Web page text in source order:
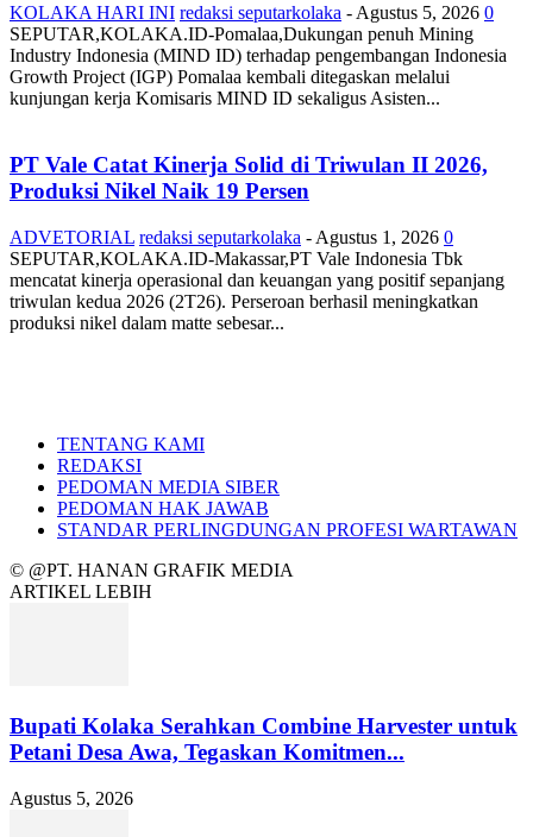
KOLAKA HARI INI redaksi seputarkolaka - Agustus 5, 2026 0
SEPUTAR,KOLAKA.ID-Pomalaa,Dukungan penuh Mining
Industry Indonesia (MIND ID) terhadap pengembangan Indonesia
Growth Project (IGP) Pomalaa kembali ditegaskan melalui
kunjungan kerja Komisaris MIND ID sekaligus Asisten...
PT Vale Catat Kinerja Solid di Triwulan II 2026,
Produksi Nikel Naik 19 Persen
ADVETORIAL redaksi seputarkolaka - Agustus 1, 2026 0
SEPUTAR,KOLAKA.ID-Makassar,PT Vale Indonesia Tbk
mencatat kinerja operasional dan keuangan yang positif sepanjang
triwulan kedua 2026 (2T26). Perseroan berhasil meningkatkan
produksi nikel dalam matte sebesar...
TENTANG KAMI
REDAKSI
PEDOMAN MEDIA SIBER
PEDOMAN HAK JAWAB
STANDAR PERLINGDUNGAN PROFESI WARTAWAN
© @PT. HANAN GRAFIK MEDIA
ARTIKEL LEBIH
Bupati Kolaka Serahkan Combine Harvester untuk
Petani Desa Awa, Tegaskan Komitmen...
Agustus 5, 2026